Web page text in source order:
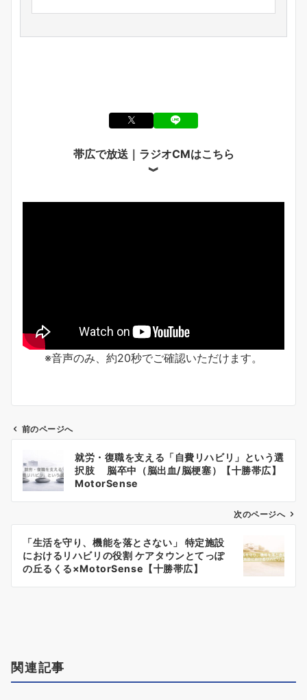
帯広で放送｜ラジオCMはこちら
︾
※音声のみ、約20秒でご確認いただけます。
投
ナ
ビ
ゲ
ー
前のページへ
就労・復職を支える「自費リハビリ」という選
択肢 脳卒中（脳出血/脳梗塞）【十勝帯広】
MotorSense
次のページへ
「生活を守り、機能を落とさない」 特定施設
におけるリハビリの役割 ケアタウンとてっぽ
の丘るくる×MotorSense【十勝帯広】
関連記事